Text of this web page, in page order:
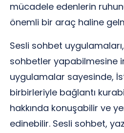
mücadele edenlerin
önemli bir araç haline
Sesli sohbet uygulamaları,
sohbetler yapabilmesine
uygulamalar sayesinde,
birbirleriyle bağlantı
hakkında konuşabilir ve
edinebilir. Sesli sohbet,